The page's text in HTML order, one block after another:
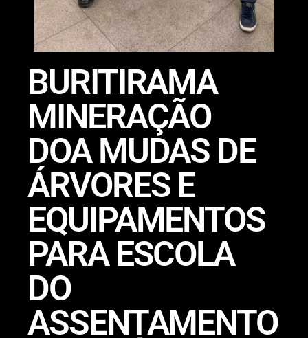
BURITIRAMA
MINERAÇÃO
DOA MUDAS DE
ÁRVORES E
EQUIPAMENTOS
PARA ESCOLA
DO
ASSENTAMENTO